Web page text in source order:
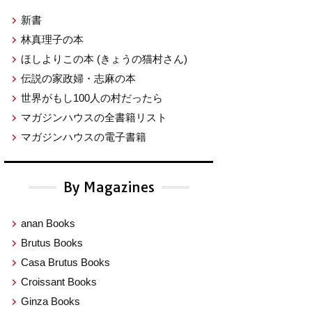
新書
林真理子の本
ほしよりこの本 (きょうの猫村さん)
伝説の家政婦・志麻の本
世界がもし100人の村だったら
マガジンハウスの全書籍リスト
マガジンハウスの電子書籍
By Magazines
anan Books
Brutus Books
Casa Brutus Books
Croissant Books
Ginza Books